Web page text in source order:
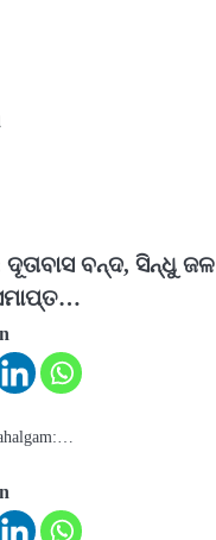
ଦୂତାବାସ ବନ୍ଦ, ସିନ୍ଧୁ ଜଳ